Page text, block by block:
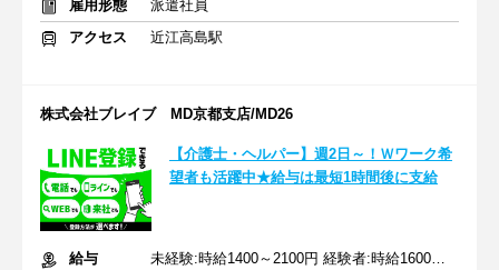
雇用形態
派遣社員
アクセス
近江高島駅
株式会社ブレイブ MD京都支店/MD26
【介護士・ヘルパー】週2日～！Ｗワーク希
望者も活躍中★給与は最短1時間後に支給
給与
未経験:時給1400～2100円 経験者:時給1600～2400円+交通費全額